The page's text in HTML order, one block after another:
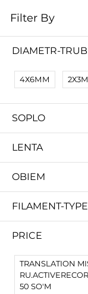
Filter By
No Results
Not Found
Not Found
Filter By
DIAMETR-
4Х6ММ
SOPLO
LENTA
OBIEM
FILAMENT-TYPE
PRICE
TRANSLATION
50 SO'M